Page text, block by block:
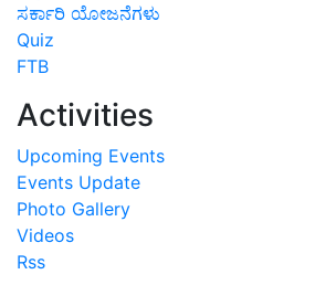
ಸರ್ಕಾರಿ ಯೋಜನೆಗಳು
Quiz
FTB
Activities
Upcoming Events
Events Update
Photo Gallery
Videos
Rss